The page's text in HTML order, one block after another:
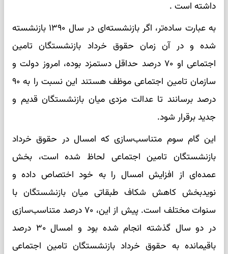
داشته است .
به عبارت ساده‌تر، اگر بازنشسته‌ای در سال ۱۳۹۰ بازنشسته
شده و در آن زمان حقوق خرداد بازنشستگان تامین
اجتماعی او ۷۰ درصد حداقل دستمزد بوده، امروز دولت و
سازمان تامین اجتماعی موظف هستند این نسبت را به ۹۰
درصد برسانند تا عدالت مزدی میان بازنشستگان قدیم و
جدید برقرار شود.
این گام سوم متناسب‌سازی که امسال در حقوق خرداد
بازنشستگان تامین اجتماعی لحاظ شده است، بخش
عمده‌ای از افزایش امسال را به خود اختصاص داده و
نویدبخش کاهش شکاف طبقاتی میان بازنشستگان با
سنوات مختلف است. پیش از این، ۷۰ درصد متناسب‌سازی
در دو سال گذشته انجام شده بود و امسال ۳۰ درصد
باقیمانده به حقوق خرداد بازنشستگان تامین اجتماعی